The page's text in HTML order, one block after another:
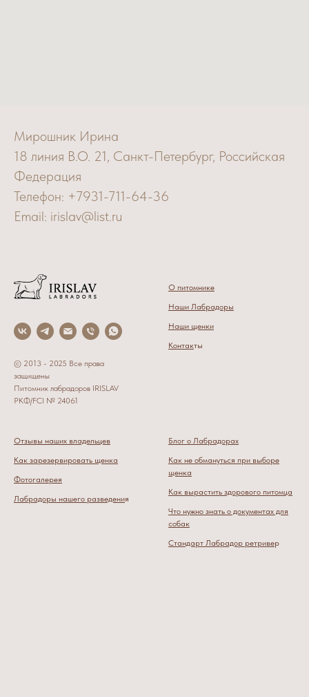
Мирошник Ирина
18 линия В.О. 21, Санкт-Петербург, Российская
Федерация
Телефон: +7931-711-64-36
Email: irislav@list.ru
© 2013 - 2025 Все права
защищены
Питомник лабрадоров IRISLAV
РКФ/FCI № 24061
О питомнике
Наши Лабрадоры
Наши щенки
Контакты
Отзывы наших владельцев
Как зарезервировать щенка
Фотогалерея
Лабрадоры нашего разведения
Блог о Лабрадорах
Как не обмануться при выборе
щенка
Как вырастить здорового питомца
Что нужно знать о документах для
собак
Стандарт Лабрадор ретривер